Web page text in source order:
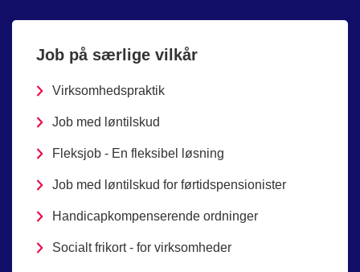
Job på særlige vilkår
Virksomhedspraktik
Job med løntilskud
Fleksjob - En fleksibel løsning
Job med løntilskud for førtidspensionister
Handicapkompenserende ordninger
Socialt frikort - for virksomheder